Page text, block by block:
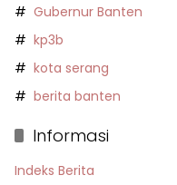
Gubernur Banten
kp3b
kota serang
berita banten
Informasi
Indeks Berita